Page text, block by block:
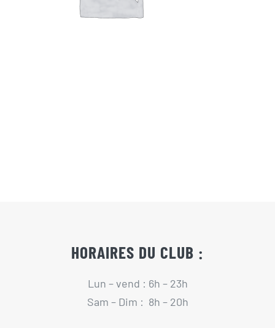
HORAIRES DU CLUB :
Lun – vend : 6h – 23h
Sam – Dim : 8h – 20h